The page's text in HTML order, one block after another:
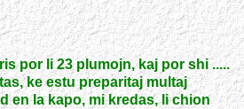
por li 23 plumojn, kaj por shi .....
ke estu preparitaj multaj
en la kapo, mi kredas, li chion